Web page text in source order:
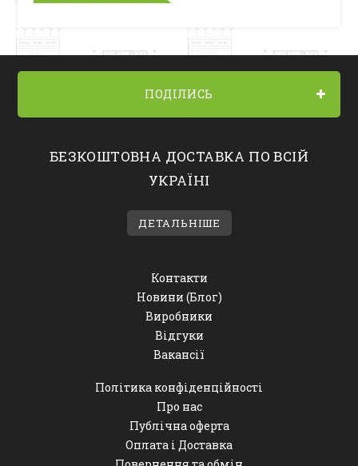
ПОДІЛИСЬ
БЕЗКОШТОВНА ДОСТАВКА ПО ВСІЙ
УКРАЇНІ
ДЕТАЛЬНІШЕ
Контакти
Новини (Блог)
Виробники
Відгуки
Вакансії
Політика конфіденційності
Про нас
Публічна оферта
Оплата і Доставка